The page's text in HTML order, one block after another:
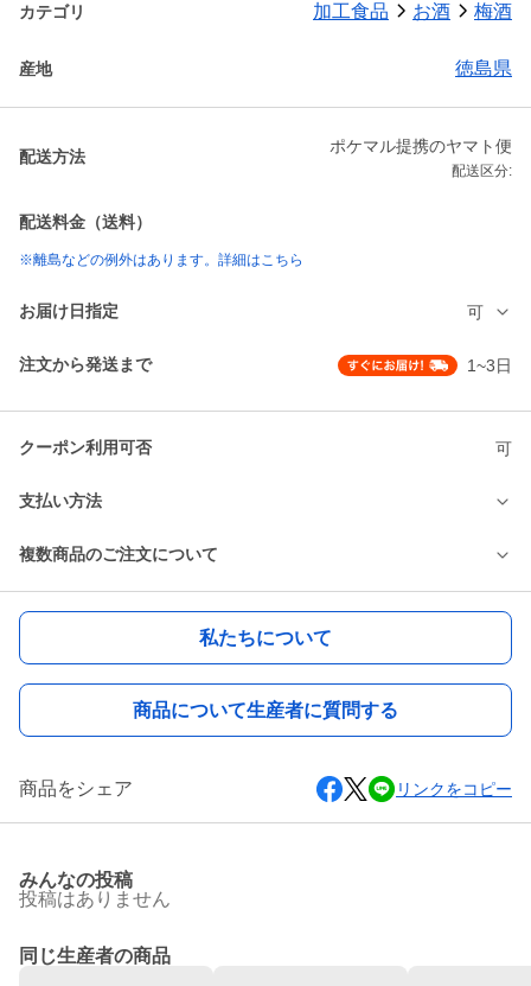
カテゴリ 加工食品 お酒 梅酒
産地 徳島県
配送方法
ポケマル提携のヤマト便
配送区分:
配送料金（送料）
※離島などの例外はあります。詳細はこちら
お届け日指定 可
注文から発送まで 1~3日
クーポン利用可否 可
支払い方法
複数商品のご注文について
私たちについて
商品について生産者に質問する
商品をシェア リンクをコピー
みんなの投稿
投稿はありません
同じ生産者の商品